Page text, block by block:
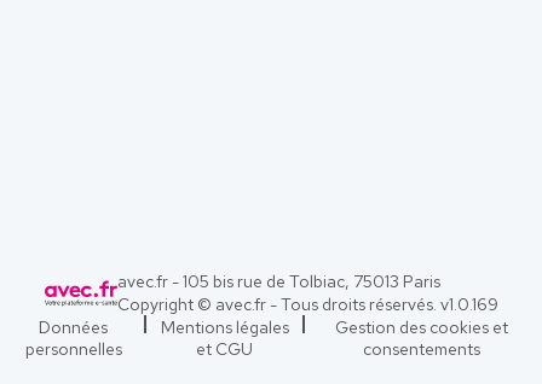
avec.fr - 105 bis rue de Tolbiac, 75013 Paris
Copyright © avec.fr - Tous droits réservés. v1.0.169
Données
personnelles
Mentions légales
et CGU
Gestion des cookies et
consentements